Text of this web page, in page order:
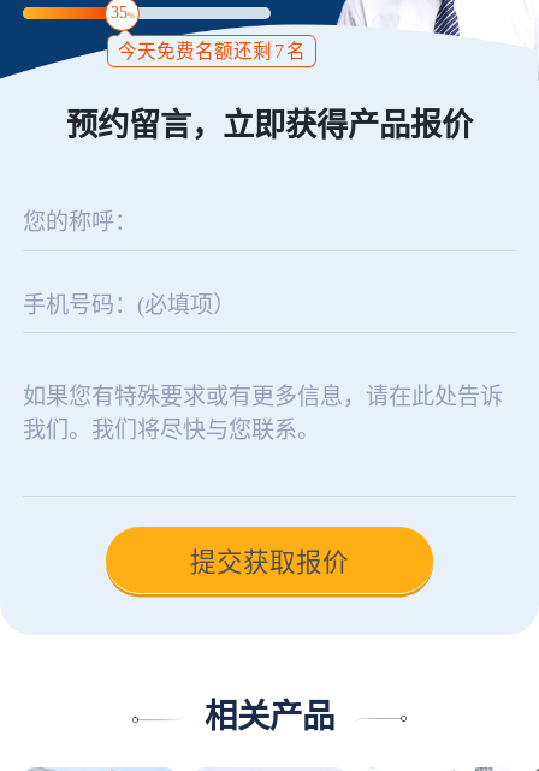
35%
今天免费名额还剩 7名
预约留言，立即获得产品报价
相关产品